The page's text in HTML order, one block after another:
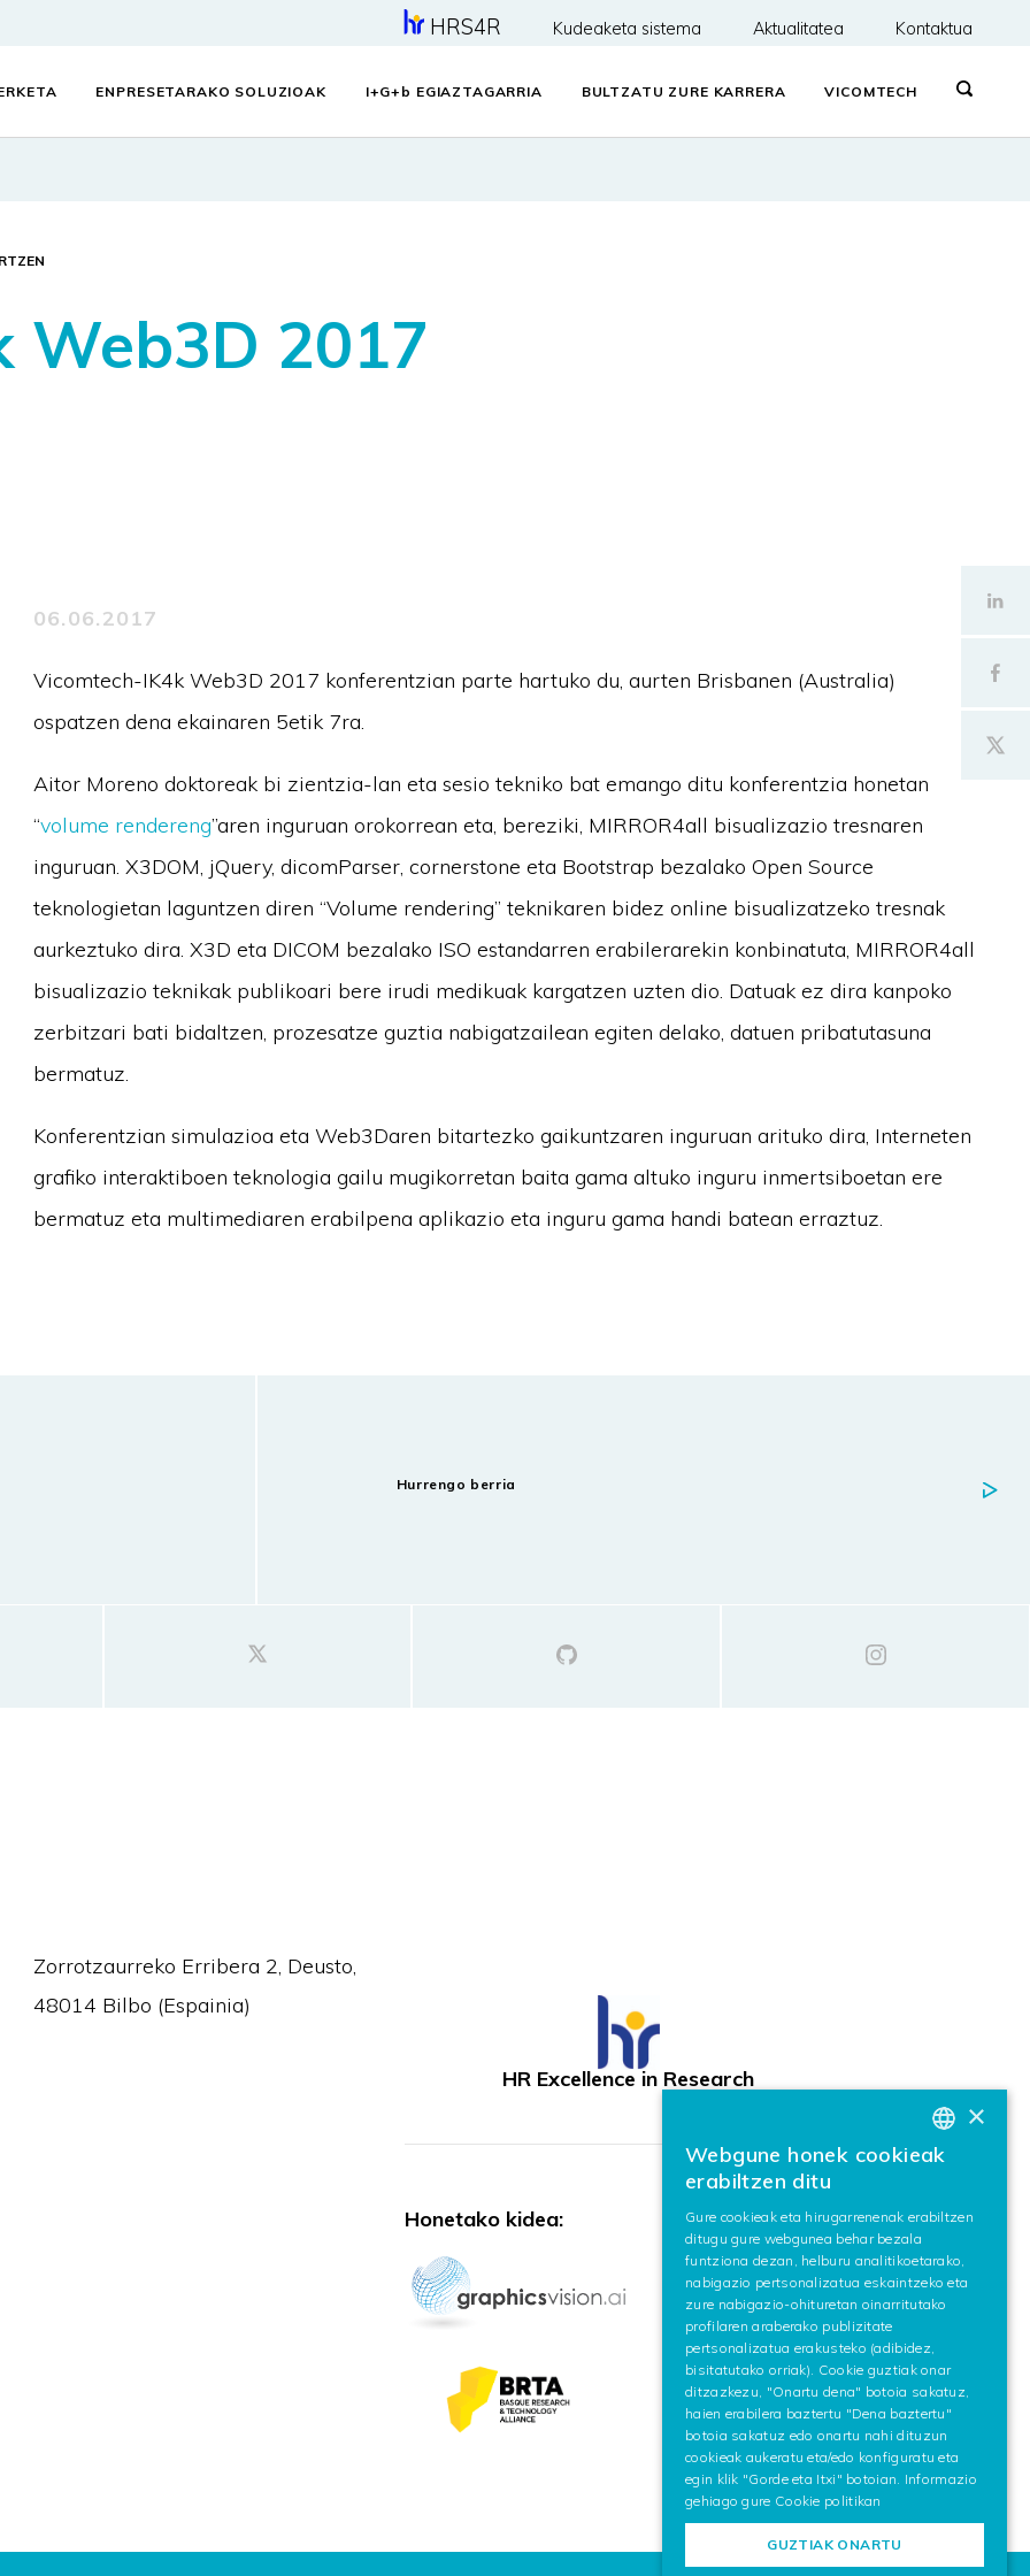
HRS4R Kudeaketa sistema Aktualitatea Kontaktua
ENPRESETARAKO SOLUZIOAK I+G+ b EGIAZTAGARRIA BULTZATU ZURE KARRERA VICOMTECH
Web3D 2017
06.06.2017
Vicomtech-IK4k Web3D 2017 konferentzian parte hartuko du, aurten Brisbanen (Australia)
ospatzen dena ekainaren 5etik 7ra.
Aitor Moreno doktoreak bi zientzia-lan eta sesio tekniko bat emango ditu konferentzia honetan
“volume rendereng”aren inguruan orokorrean eta, bereziki, MIRROR4all bisualizazio tresnaren
inguruan. X3DOM, jQuery, dicomParser, cornerstone eta Bootstrap bezalako Open Source
teknologietan laguntzen diren “Volume rendering” teknikaren bidez online bisualizatzeko tresnak
aurkeztuko dira. X3D eta DICOM bezalako ISO estandarren erabilerarekin konbinatuta, MIRROR4all
bisualizazio teknikak publikoari bere irudi medikuak kargatzen uzten dio. Datuak ez dira kanpoko
zerbitzari bati bidaltzen, prozesatze guztia nabigatzailean egiten delako, datuen pribatutasuna
bermatuz.
Konferentzian simulazioa eta Web3Daren bitartezko gaikuntzaren inguruan arituko dira, Interneten
grafiko interaktiboen teknologia gailu mugikorretan baita gama altuko inguru inmertsiboetan ere
bermatuz eta multimediaren erabilpena aplikazio eta inguru gama handi batean erraztuz.
Hurrengo berria
Zorrotzaurreko Erribera 2, Deusto,
48014 Bilbo (Espainia)
HR Excellence in Research
Honetako kidea:
BASQUE
×
Webgune honek cookieak
erabiltzen ditu
Gure cookieak eta hirugarrenenak erabiltzen
ditugu gure webgunea behar bezala
funtziona dezan, helburu analitikoetarako,
nabigazio pertsonalizatua eskaintzeko eta
zure nabigazio-ohituretan oinarritutako
profilaren araberako publizitate
pertsonalizatua erakusteko (adibidez,
bisitatutako orriak). Cookie guztiak onar
ditzazkezu, "Onartu dena" botoia sakatuz,
haien erabilera baztertu "Dena baztertu"
botoia sakatuz edo onartu nahi dituzun
cookieak aukeratu eta/edo konfiguratu eta
egin klik "Gorde eta Itxi" botoian. Informazio
gehiago gure Cookie politikan
GUZTIAK ONARTU